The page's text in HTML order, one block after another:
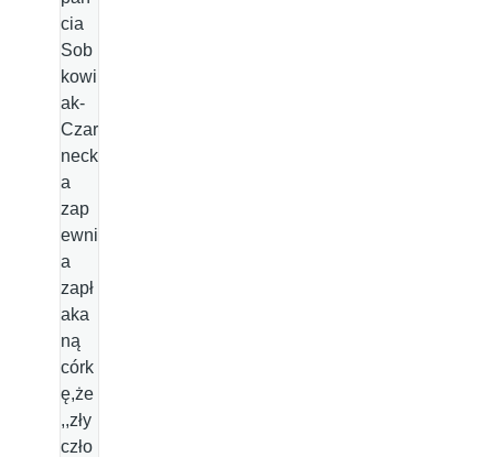
cia
Sob
kowi
ak-
Czar
neck
a
zap
ewni
a
zapł
aka
ną
córk
ę,że
,,zły
czło